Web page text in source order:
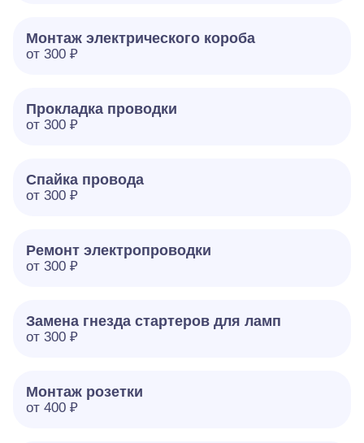
Монтаж электрического короба
от 300 ₽
Прокладка проводки
от 300 ₽
Спайка провода
от 300 ₽
Ремонт электропроводки
от 300 ₽
Замена гнезда стартеров для ламп
от 300 ₽
Монтаж розетки
от 400 ₽